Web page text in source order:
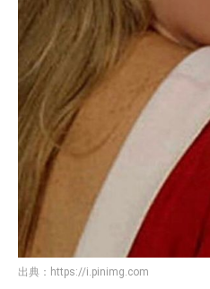
出典： https://i.pinimg.com